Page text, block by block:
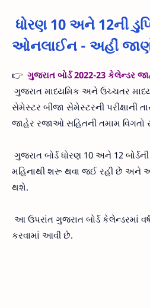
ધોરણ 10 અને 12ની
ઓનલાઈન - અહીં
👉 ગુજરાત બોર્ડ 2022-23 કેલેન્ડર
ગુજરાત માધ્યમિક અને ઉચ્ચતર
સેમેસ્ટર બીજા સેમેસ્ટરની પરીક્ષાની
જાહેર રજાઓ સહિતની તમામ વિગતો
ગુજરાત બોર્ડ ધોરણ 10 અને 12 બોર્ડની
મહિનાથી શરૂ થવા જઈ રહી છે અને આ
થશે.
આ ઉપરાંત ગુજરાત બોર્ડ કેલેન્ડરમાં
કરવામાં આવી છે.